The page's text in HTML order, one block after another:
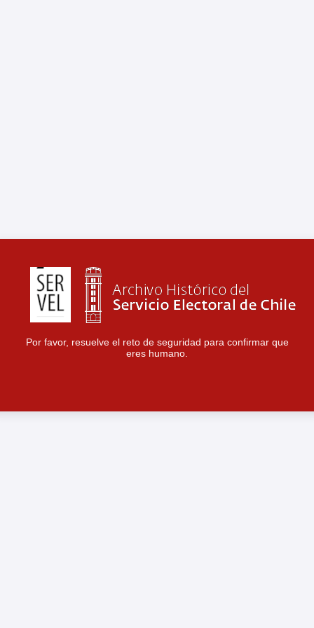
Por favor, resuelve el reto de seguridad para confirmar que
eres humano.